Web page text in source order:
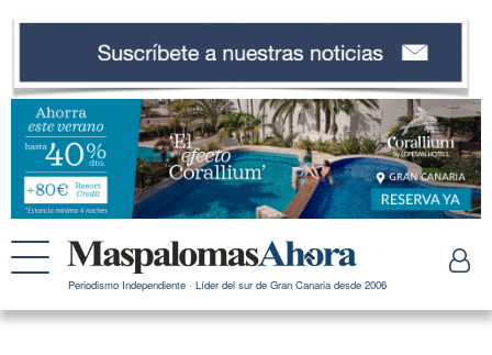
Periodismo Independiente · Líder del sur de Gran Canaria desde 2006